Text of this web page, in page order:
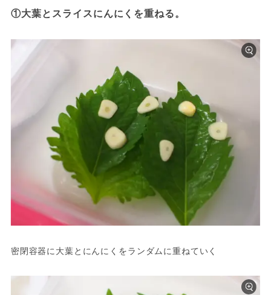
①大葉とスライスにんにくを重ねる。
密閉容器に大葉とにんにくをランダムに重ねていく